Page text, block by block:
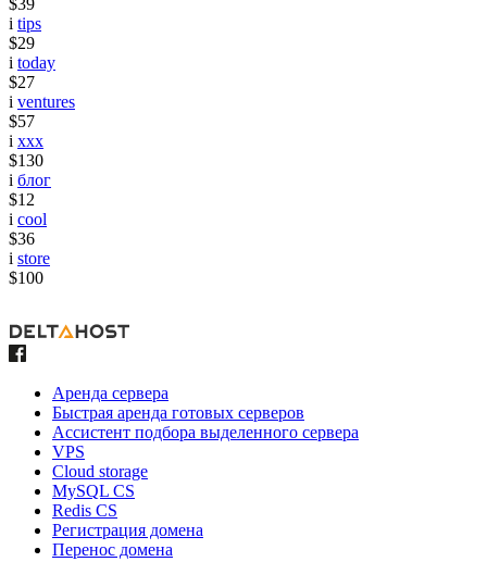
$39
i tips
$29
i today
$27
i ventures
$57
i xxx
$130
i блог
$12
i cool
$36
i store
$100
Аренда сервера
Быстрая аренда готовых серверов
Ассистент подбора выделенного сервера
VPS
Cloud storage
MySQL CS
Redis CS
Регистрация домена
Перенос домена